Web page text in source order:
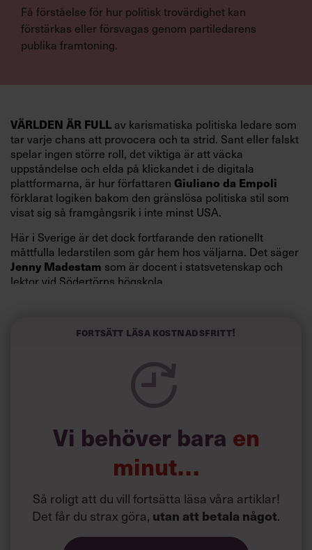
Få förståelse för hur politisk trovärdighet kan
förstärkas eller försvagas genom partiledarens
publika framtoning.
VÄRLDEN ÄR FULLav karismatiska politiska ledare som
tar varje chans att provocera och ta strid. Sant eller falskt
spelar ingen större roll, det viktiga är att väcka
uppståndelse och elda på klickandet i de digitala
plattformarna, är hur författaren Giuliano da Empoli
förklarat logiken bakom den gränslösa politiska stil som
visat sig så framgångsrik i inte minst USA.
Här i Sverige är det dock fortfarande den rationellt
måttfulla ledarstilen som går hem hos väljarna. Det säger
Jenny Madestam som är docent i statsvetenskap och
lektor vid Södertörns högskola.
kompetenta och stå med båda fötterna på jorden. Hellre
spelevink i högklackat, är hur jag brukar sammanfatta de
önskningar som svenskarna för fram i undersökningar.”
Siri Wikander: ”Led som i
Fortsätt läsa kostnadsfritt!
Vi behöver bara en
minut…
Så roligt att du vill fortsätta läsa våra artiklar!
Det får du strax göra, utan att betala något.